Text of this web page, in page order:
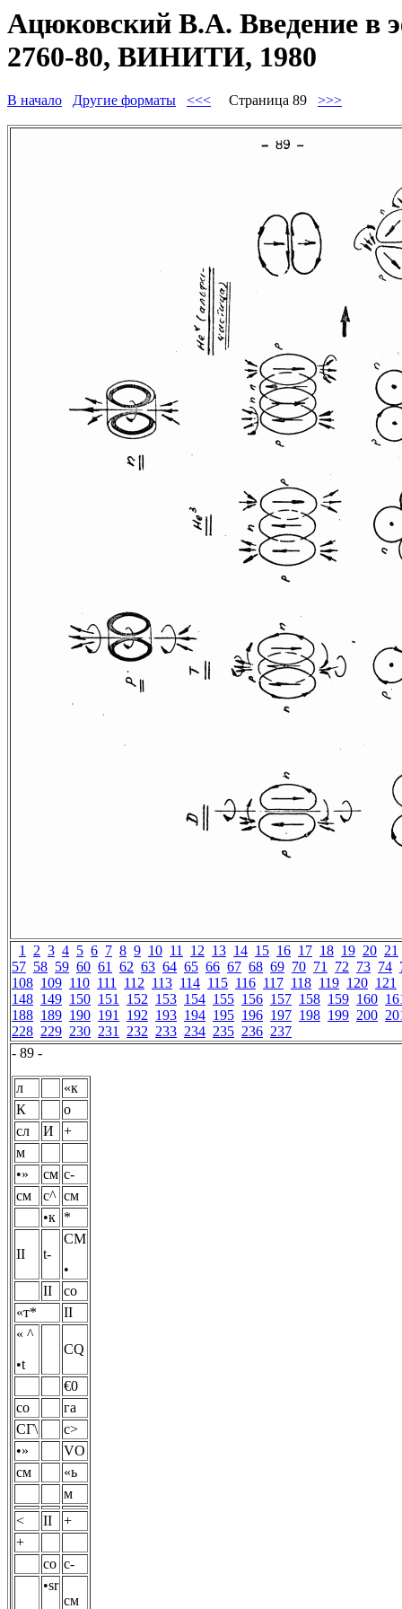
Ацюковский В.А. Введение в
2760-80, ВИНИТИ, 1980
В начало Другие форматы <<< Страница 89 >>>
1 2 3 4 5 6 7 8 9 10 11 12 13 14 15 16 17 18 19 20 21
57 58 59 60 61 62 63 64 65 66 67 68 69 70 71 72 73 74
108 109 110 111 112 113 114 115 116 117 118 119 120 121
148 149 150 151 152 153 154 155 156 157 158 159 160
188 189 190 191 192 193 194 195 196 197 198 199 200
228 229 230 231 232 233 234 235 236 237
- 89 -
л
«к
К
о
сл
И
+
м
•»
см с-
см
с^ см
•к *
II t-
СМ
•
II
со
«т*
II
« ^
•t
CQ
€0
со
га
СГ\
с>
•»
VO
см
«ь
м
<
II
+
+
со с-
•sr
см